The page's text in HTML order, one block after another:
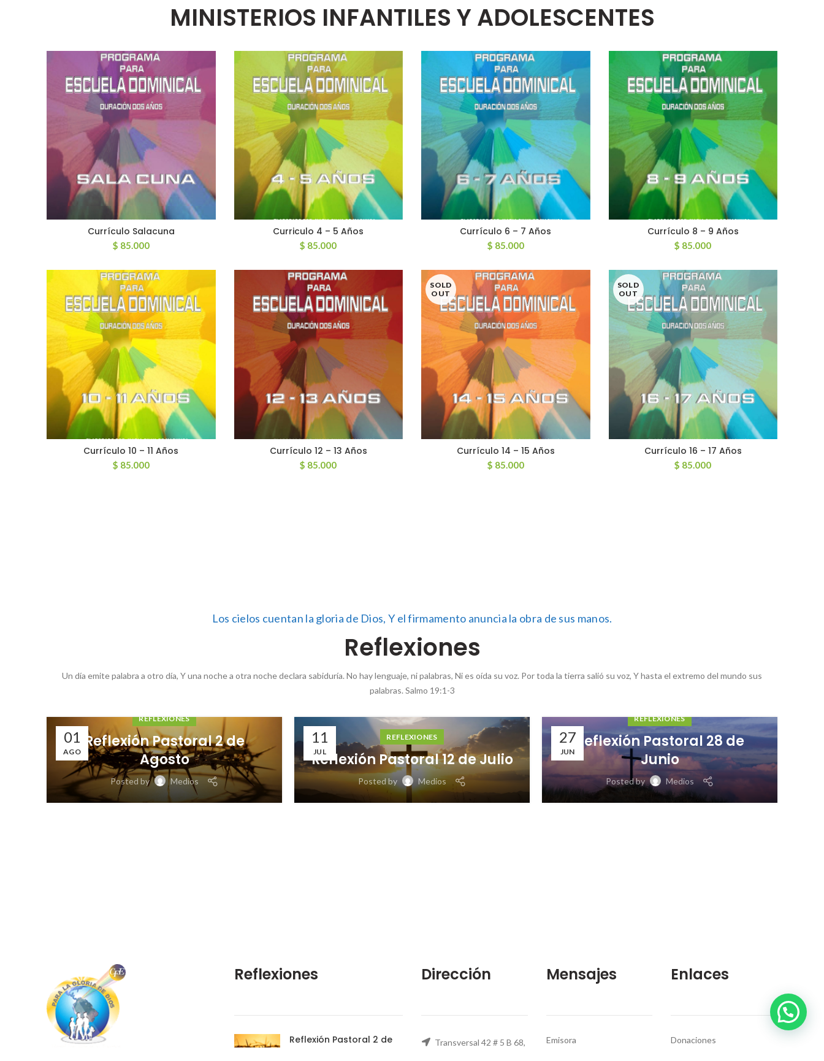
MINISTERIOS INFANTILES Y ADOLESCENTES
AÑADIR AL CARRITO
Currículo Salacuna
$ 85.000
AÑADIR AL CARRITO
Curriculo 4 – 5 Años
$ 85.000
AÑADIR AL CARRITO
Currículo 6 – 7 Años
$ 85.000
AÑADIR AL CARRITO
Currículo 8 – 9 Años
$ 85.000
AÑADIR AL CARRITO
Currículo 10 – 11 Años
$ 85.000
AÑADIR AL CARRITO
Currículo 12 – 13 Años
$ 85.000
SOLD
OUT
LEER MÁS
Currículo 14 – 15 Años
$ 85.000
SOLD
OUT
LEER MÁS
Currículo 16 – 17 Años
$ 85.000
Los cielos cuentan la gloria de Dios, Y el firmamento anuncia la obra de sus manos.
Reflexiones
Un día emite palabra a otro día, Y una noche a otra noche declara sabiduría. No hay lenguaje, ni palabras, Ni es oída su voz. Por toda la tierra salió su voz, Y hasta el extremo del mundo sus
palabras. Salmo 19:1-3
20
JUN
REFLEXIONES
Reflexión Pastoral 21 de
Junio
Posted by Medios
06
JUN
REFLEXIONES
Reflexión Pastoral 7 de Junio
Posted by Medios
16
MAY
REFLEXIONES
Reflexión Pastoral 17 de
Mayo
Posted by Medios
Reflexiones
Reflexión Pastoral 2 de
Dirección
Transversal 42 # 5 B 68,
Mensajes
Emisora
Enlaces
Donaciones